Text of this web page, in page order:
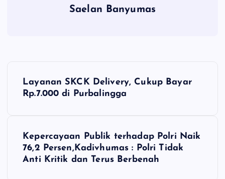
Saelan Banyumas
NLayanan SKCK Delivery, Cukup Bayar
Rp.7.000 di Purbalingga
Kepercayaan Publik terhadap Polri Naik
76,2 Persen,Kadivhumas : Polri Tidak
Anti Kritik dan Terus Berbenah